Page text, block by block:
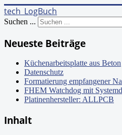
tech_LogBuch
Suchen ...
Neueste Beiträge
Küchenarbeitsplatte aus Beton
Datenschutz
Formatierung empfangener
FHEM Watchdog mit Systemd
Platinenhersteller: ALLPCB
Inhalt